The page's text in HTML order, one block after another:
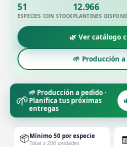
51
ESPECIES CON STOCK
12.966
PLANTINES
🌿 Ver catálogo
🌱 Producción
🌱🌱 Producción a pedido ·
Planifica tus próximas
entregas
📦Mínimo 50 por especie
Total ≥ 200 unidades 🧾